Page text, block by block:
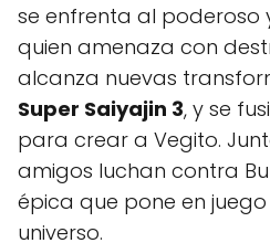
se enfrenta al poderoso
quien amenaza con
alcanza nuevas
Super Saiyajin 3, y se
para crear a Vegito.
amigos luchan contra
épica que pone en
universo.